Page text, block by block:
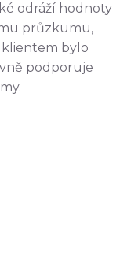
odráží hodnoty
průzkumu,
klientem bylo
podporuje